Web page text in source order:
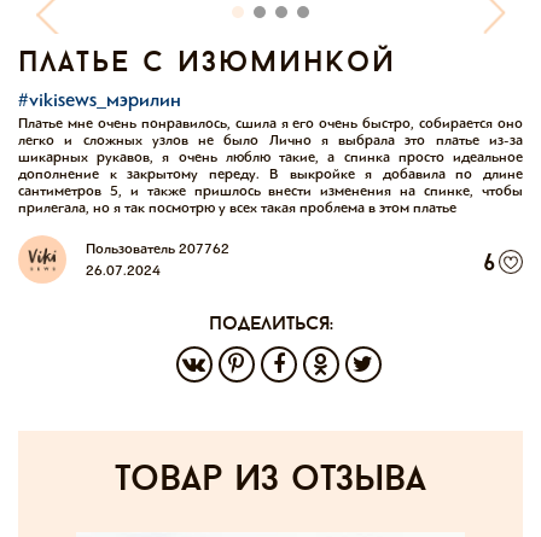
платье с изюминкой
#vikisews_мэрилин
Платье мне очень понравилось, сшила я его очень быстро, собирается оно
легко и сложных узлов не было Лично я выбрала это платье из-за
шикарных рукавов, я очень люблю такие, а спинка просто идеальное
дополнение к закрытому переду. В выкройке я добавила по длине
сантиметров 5, и также пришлось внести изменения на спинке, чтобы
прилегала, но я так посмотрю у всех такая проблема в этом платье
Пользователь 207762
26.07.2024
6
поделиться:
товар из отзыва